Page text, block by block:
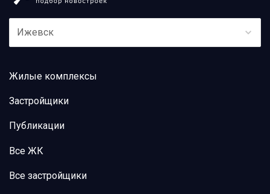
Ижевск
Жилые комплексы
Застройщики
Публикации
Все ЖК
Все застройщики